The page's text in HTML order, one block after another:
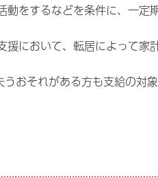
をするなどを条件に、一定
において、転居によって家
おそれがある方も支給の対